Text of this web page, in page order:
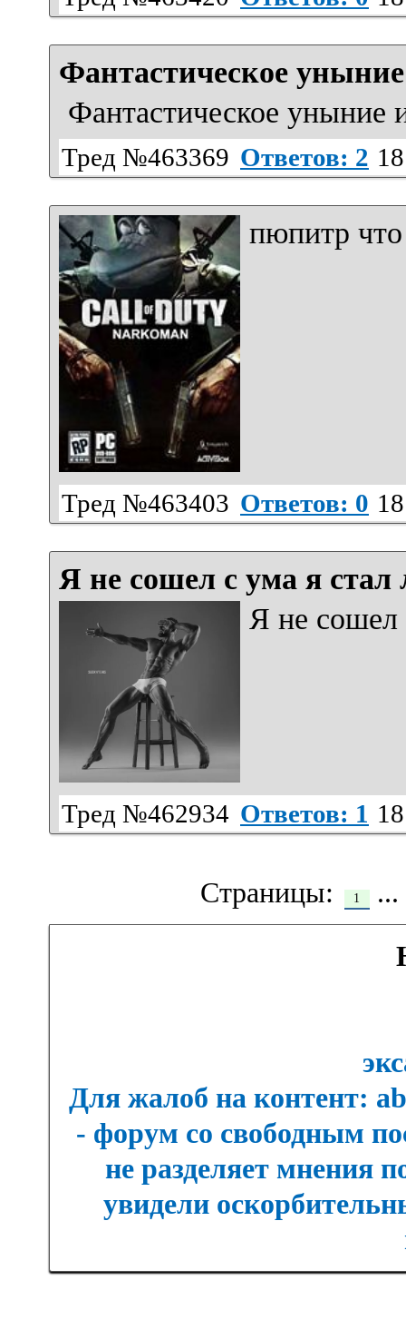
Фантастическое
Фантастическое уныние
Тред №463369 Ответов: 2
пюпитр что
Тред №463403 Ответов: 0
Я не сошел с ума я стал
Я не сошел
Тред №462934 Ответов: 1
Страницы: 1
...
Для жалоб на контент:
- форум со свободным
не разделяет мнения
увидели